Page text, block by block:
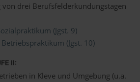
drei Berufsfelderkundungstagen
(Jgst. 9)
(Jgst. 10)
II:
in Kleve und Umgebung (u.a.